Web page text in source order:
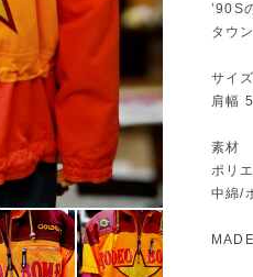
’90S
タウ
サイ
肩幅
素材
ポリ
中綿/